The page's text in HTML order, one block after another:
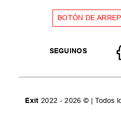
BOTÓN DE
SEGUINOS
Exit 2022 - 2026 © | Todos